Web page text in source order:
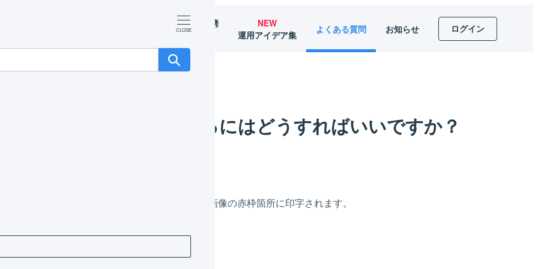
外部サービス連携
（APIなど）
NEW
運用アイデア集
よくある質問 お知らせ ログイン
毎の税率」を印字するにはどうすればいいですか？
品毎の税率」を印字するにはどうすればいいですか？
載いただけます。
です。ご入力いただくと下記の領収書サンプル画像の赤枠箇所に印字されます。